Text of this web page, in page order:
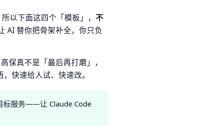
以下面这四个「模板」， 不
替你把骨架补全，你只负
保真不是「最后再打磨」，
快速给人试、快速改。
标服务——让 Claude Code